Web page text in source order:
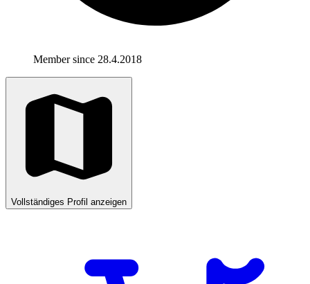
Member since 28.4.2018
Vollständiges Profil anzeigen